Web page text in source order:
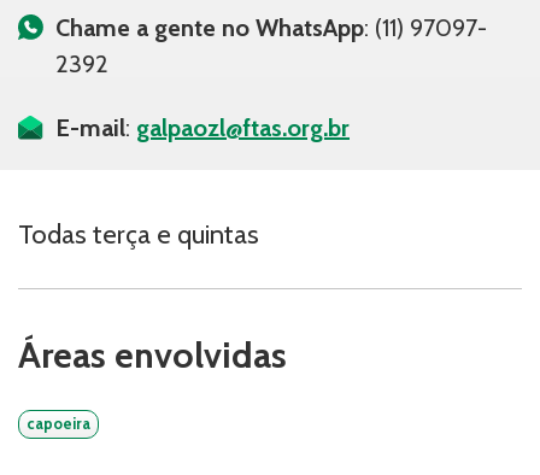
Chame a gente no WhatsApp: (11) 97097-
2392
E-mail: galpaozl@ftas.org.br
Todas terça e quintas
Áreas envolvidas
capoeira